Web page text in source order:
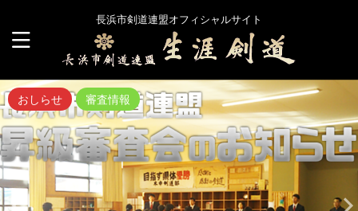
長浜市剣道連盟オフィシャルサイト
おしらせ 審査情報